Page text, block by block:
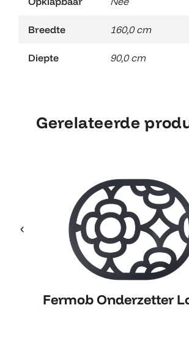
Breedte 160,0 cm
Diepte 90,0 cm
Gerelateerde
Fermob Onderzetter
Fermob Onderzetter